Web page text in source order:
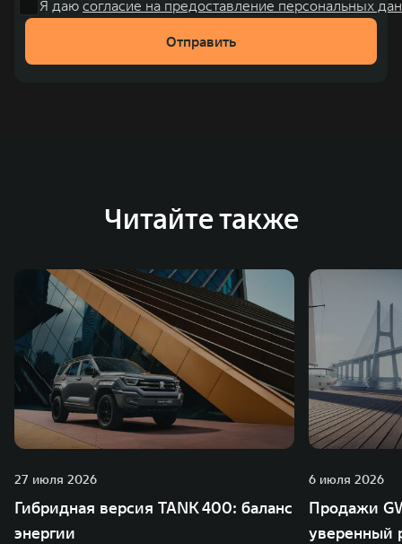
Я даю согласие на предоставление персональных
Отправить
Читайте также
27 июля 2026
Гибридная версия TANK 400: баланс
энергии
6 июля 2026
Продажи
уверенный